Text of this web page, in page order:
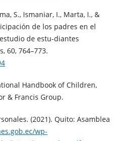
S., Ismaniar, I., Marta, I., &
de los padres en el
de estu-diantes
60, 764–773.
Handbook of Children,
& Francis Group.
(2021). Quito: Asamblea
wp-